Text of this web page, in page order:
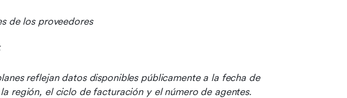
de los proveedores
reflejan datos disponibles públicamente a la fecha de
región, el ciclo de facturación y el número de agentes.